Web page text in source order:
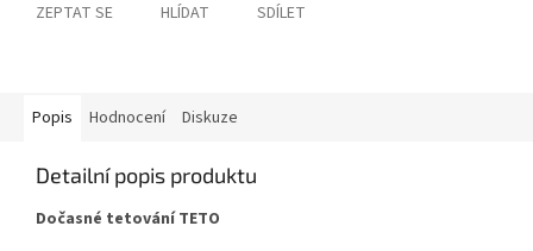
ZEPTAT SE HLÍDAT SDÍLET
Popis Hodnocení Diskuze
Detailní popis produktu
Dočasné tetování TETO